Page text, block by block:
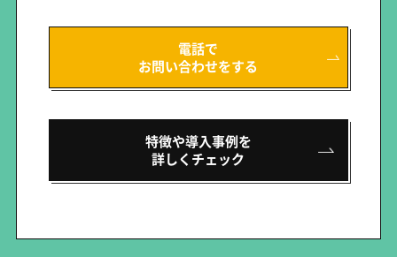
電話で
お問い合わせをする
特徴や導入事例を
詳しくチェック